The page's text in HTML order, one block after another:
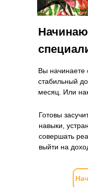
Вы начинаете
стабильный
месяц. Или
Готовы
навыки,
совершать
выйти на